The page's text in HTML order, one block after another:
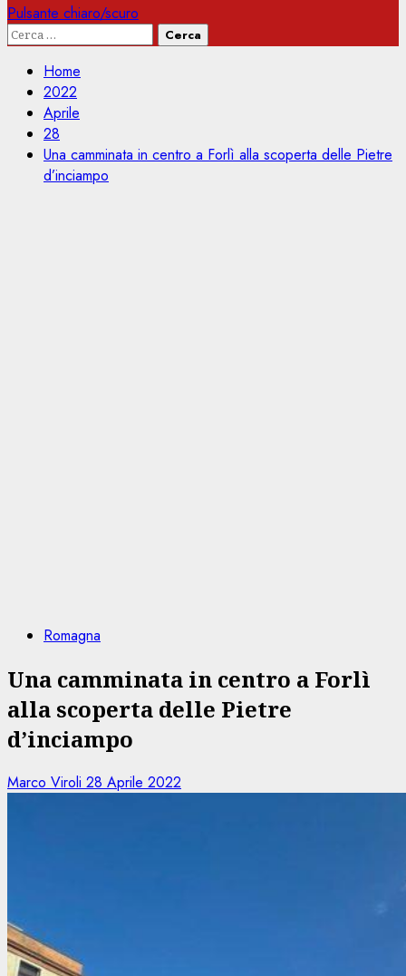
Pulsante chiaro/scuro
Ricerca
Home
2022
Aprile
28
Una camminata in centro a Forlì alla scoperta delle Pietre
d’inciampo
Romagna
Una camminata in centro a Forlì
alla scoperta delle Pietre
d’inciampo
Marco Viroli 28 Aprile 2022